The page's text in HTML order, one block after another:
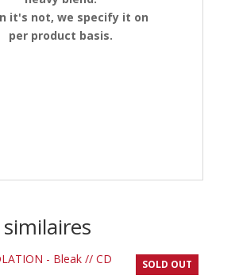
it's not, we specify it on
per product basis.
SOLD OUT